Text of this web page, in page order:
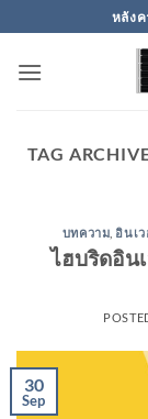
to
content
หลังค
TAG
บทความ อินเว
ไฮบริดอิน
30
Sep